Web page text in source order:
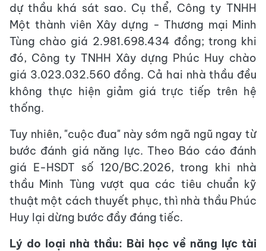
dự thầu khá sát sao. Cụ thể, Công ty TNHH
Một thành viên Xây dựng - Thương mại Minh
Tùng chào giá 2.981.698.434 đồng; trong khi
đó, Công ty TNHH Xây dựng Phúc Huy chào
giá 3.023.032.560 đồng. Cả hai nhà thầu đều
không thực hiện giảm giá trực tiếp trên hệ
thống.
Tuy nhiên, "cuộc đua" này sớm ngã ngũ ngay từ
bước đánh giá năng lực. Theo Báo cáo đánh
giá E-HSDT số 120/BC.2026, trong khi nhà
thầu Minh Tùng vượt qua các tiêu chuẩn kỹ
thuật một cách thuyết phục, thì nhà thầu Phúc
Huy lại dừng bước đầy đáng tiếc.
Lý do loại nhà thầu: Bài học về năng lực tài